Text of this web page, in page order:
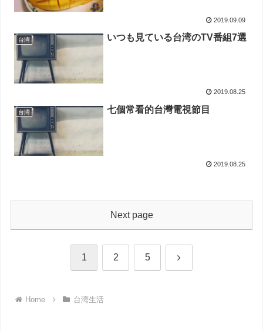
2019.09.09
台湾 いつも見ている台湾のTV番組7選
2019.08.25
台湾 七個常看的台灣電視節目
2019.08.25
Next page
1 2 5 Next
Home 台湾生活